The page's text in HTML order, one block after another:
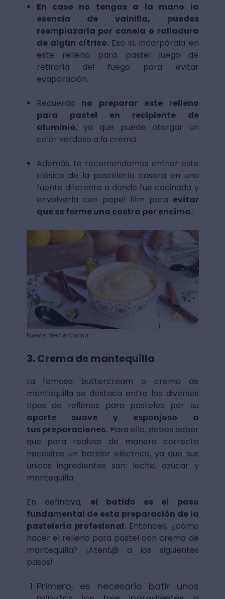
En caso no tengas a la mano la
esencia de vainilla, puedes
reemplazarla por canela o ralladura
de algún cítrico. Eso sí, incorpórala en
este relleno para pastel luego de
retirarla del fuego para evitar
evaporación.
Recuerda no preparar este relleno
para pastel en recipiente de
aluminio,ya que puede otorgar un
color verdoso a la crema.
Además, te recomendamos enfriar este
clásico de la pastelería casera en una
fuente diferente a donde fue cocinada y
envolverla con papel film para evitar
que se forme una costra por encima.
Fuente: Nestlé Cocina
3. Crema de mantequilla
La famosa buttercream o crema de
mantequilla se destaca entre los diversos
tipos de rellenos para pasteles por su
aporte suave y esponjoso a
tus preparaciones. Para ello, debes saber
que para realizar de manera correcta
necesitas un batidor eléctrico, ya que sus
únicos ingredientes son: leche, azúcar y
mantequilla.
En definitiva, el batido es el paso
fundamental de esta preparación de la
pastelería profesional. Entonces, ¿cómo
hacer el relleno para pastel con crema de
mantequilla? ¡Atent@ a los siguientes
pasos!
Primero, es necesario batir unos